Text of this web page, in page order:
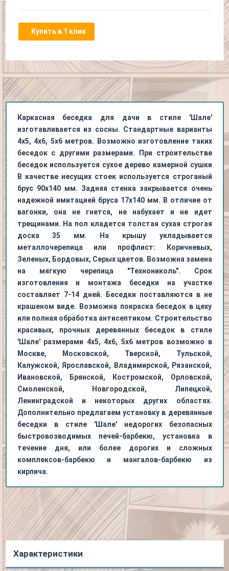
Купить в 1 клик
Каркасная беседка для дачи в стиле 'Шале'
изготавливается из сосны. Стандартные варианты
4х5, 4х6, 5х6 метров. Возможно изготовление таких
беседок с другими размерами. При строительстве
беседок используется сухое дерево камерной сушки
В качестве несущих стоек используется строганый
брус 90х140 мм. Задняя стенка закрывается очень
надежной имитацией бруса 17х140 мм. В отличие от
вагонки, она не гнется, не набухает и не идет
трещинами. На пол кладется толстая сухая строгая
доска 35 мм. На крышу укладывается
металлочерепица или профлист: Коричневых,
Зеленых, Бордовых, Серых цветов. Возможна замена
на мягкую черепица "Технониколь". Срок
изготовления и монтажа беседки на участке
составляет 7-14 дней. Беседки поставляются в не
крашеном виде. Возможна покраска беседок в цеху
или полная обработка антисептиком. Строительство
красивых, прочных деревянных беседок в стиле
'Шале' размерами 4х5, 4х6, 5х6 метров возможно в
Москве, Московской, Тверской, Тульской,
Калужской, Ярославской, Владимирской, Рязанской,
Ивановской, Брянской, Костромской, Орловской,
Смоленской, Новгородской, Липецкой,
Ленинградской и некоторых других областях.
Дополнительно предлагаем установку в деревянные
беседки в стиле 'Шале' недорогих безопасных
быстровозводимых печей-барбекю, установка в
течение дня, или более дорогих и сложных
комплексов-барбекю и мангалов-барбекю из
кирпича.
Характеристики